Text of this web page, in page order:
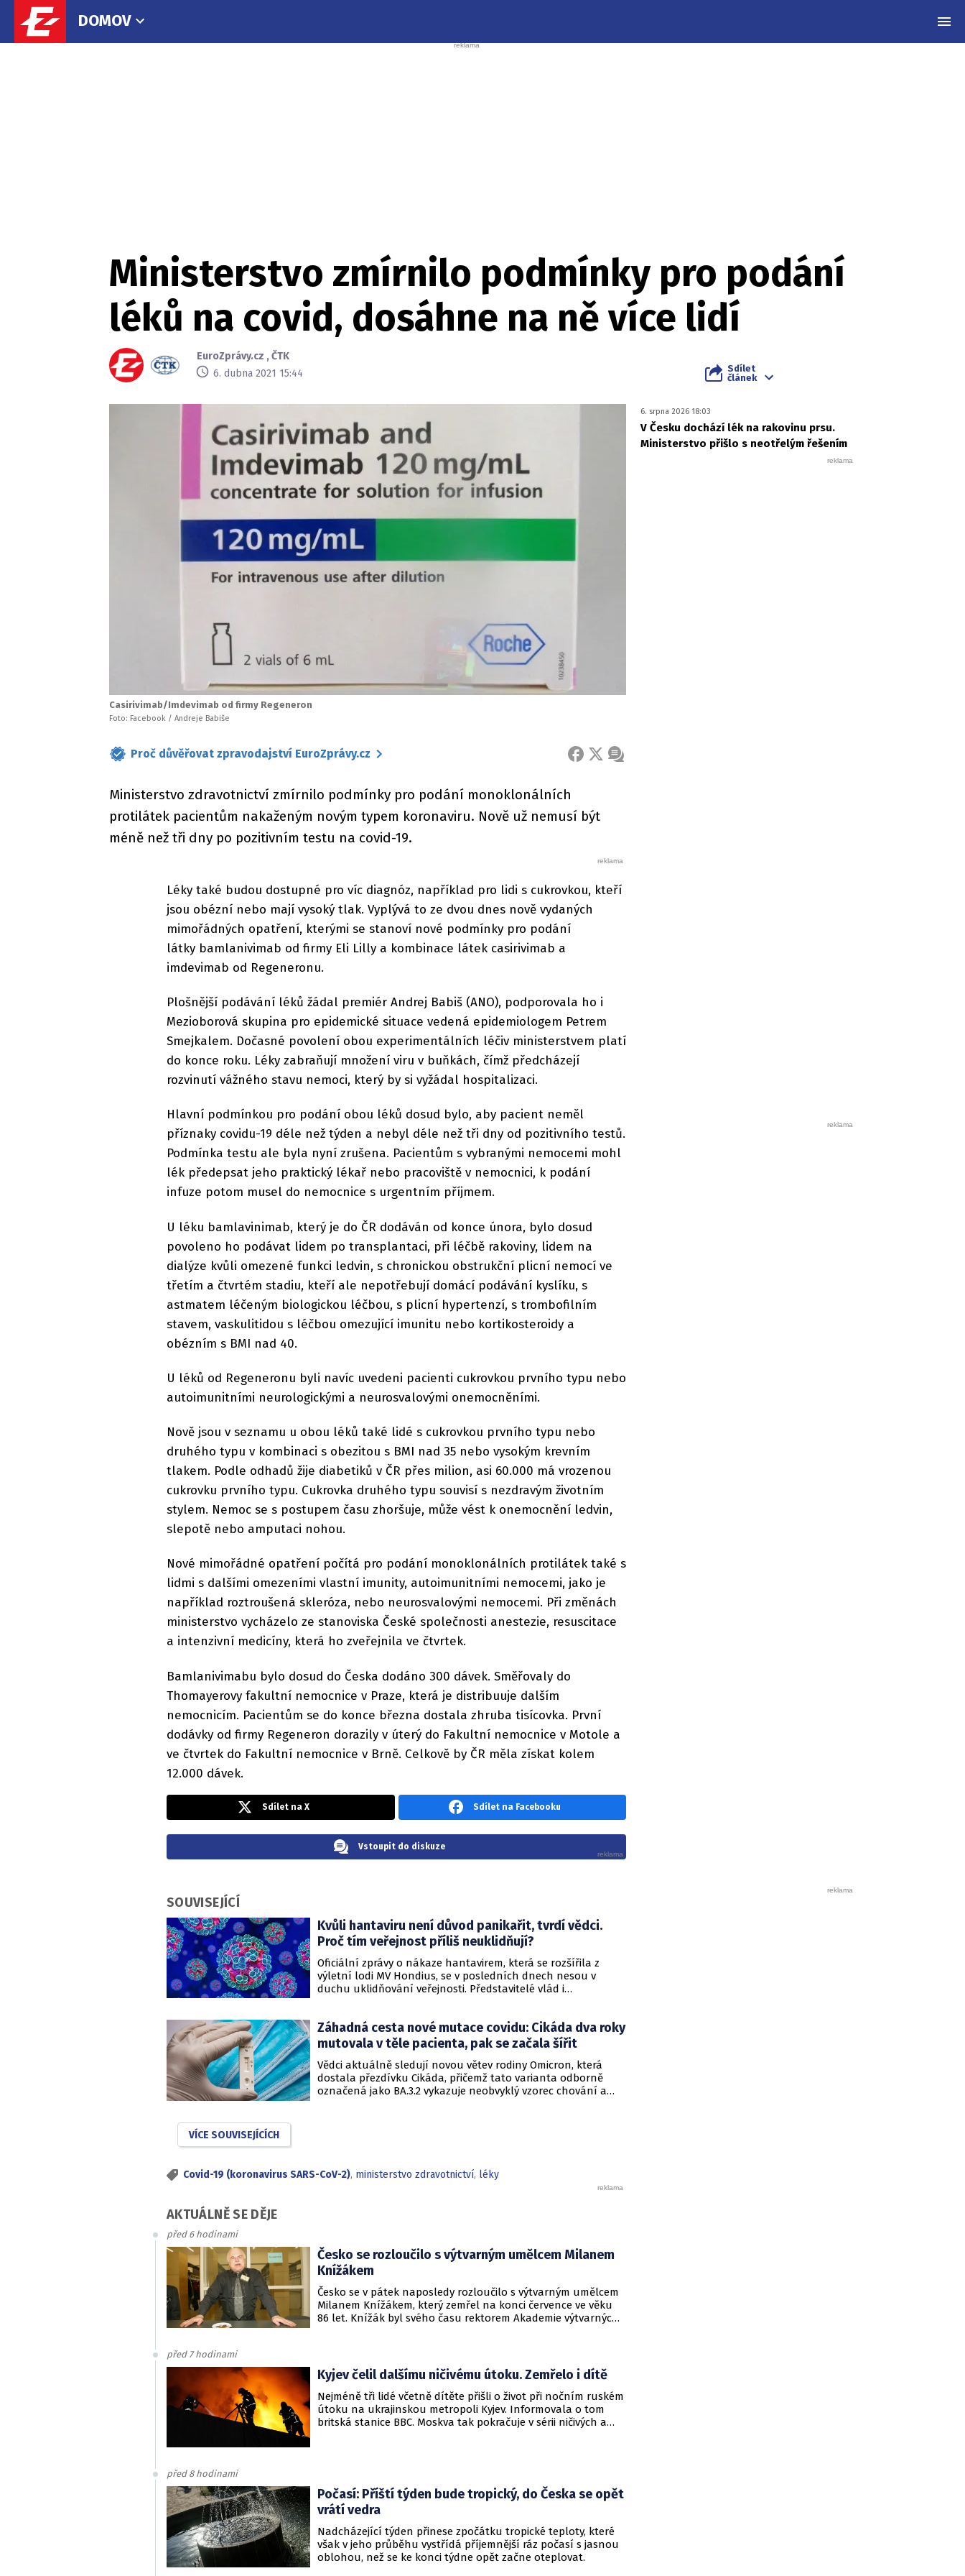
DOMOV
Ministerstvo zmírnilo podmínky pro podání
léků na covid, dosáhne na ně více lidí
EuroZprávy.cz ,ČTK
6. dubna 2021 15:44
Sdílet
článek
Casirivimab/Imdevimab od firmy Regeneron
Foto: Facebook / Andreje Babiše
Proč důvěřovat zpravodajství EuroZprávy.cz FACEBOOK
X ZPRÁVA
Ministerstvo zdravotnictví zmírnilo podmínky pro podání monoklonálních
protilátek pacientům nakaženým novým typem koronaviru. Nově už nemusí být
méně než tři dny po pozitivním testu na covid-19.
Léky také budou dostupné pro víc diagnóz, například pro lidi s cukrovkou, kteří
jsou obézní nebo mají vysoký tlak. Vyplývá to ze dvou dnes nově vydaných
mimořádných opatření, kterými se stanoví nové podmínky pro podání
látky bamlanivimab od firmy Eli Lilly a kombinace látek casirivimab a
imdevimab od Regeneronu.
Plošnější podávání léků žádal premiér Andrej Babiš (ANO), podporovala ho i
Mezioborová skupina pro epidemické situace vedená epidemiologem Petrem
Smejkalem. Dočasné povolení obou experimentálních léčiv ministerstvem platí
do konce roku. Léky zabraňují množení viru v buňkách, čímž předcházejí
rozvinutí vážného stavu nemoci, který by si vyžádal hospitalizaci.
Hlavní podmínkou pro podání obou léků dosud bylo, aby pacient neměl
příznaky covidu-19 déle než týden a nebyl déle než tři dny od pozitivního testů.
Podmínka testu ale byla nyní zrušena. Pacientům s vybranými nemocemi mohl
lék předepsat jeho praktický lékař nebo pracoviště v nemocnici, k podání
infuze potom musel do nemocnice s urgentním příjmem.
U léku bamlavinimab, který je do ČR dodáván od konce února, bylo dosud
povoleno ho podávat lidem po transplantaci, při léčbě rakoviny, lidem na
dialýze kvůli omezené funkci ledvin, s chronickou obstrukční plicní nemocí ve
třetím a čtvrtém stadiu, kteří ale nepotřebují domácí podávání kyslíku, s
astmatem léčeným biologickou léčbou, s plicní hypertenzí, s trombofilním
stavem, vaskulitidou s léčbou omezující imunitu nebo kortikosteroidy a
obézním s BMI nad 40.
U léků od Regeneronu byli navíc uvedeni pacienti cukrovkou prvního typu nebo
autoimunitními neurologickými a neurosvalovými onemocněními.
Nově jsou v seznamu u obou léků také lidé s cukrovkou prvního typu nebo
druhého typu v kombinaci s obezitou s BMI nad 35 nebo vysokým krevním
tlakem. Podle odhadů žije diabetiků v ČR přes milion, asi 60.000 má vrozenou
cukrovku prvního typu. Cukrovka druhého typu souvisí s nezdravým životním
stylem. Nemoc se s postupem času zhoršuje, může vést k onemocnění ledvin,
slepotě nebo amputaci nohou.
Nové mimořádné opatření počítá pro podání monoklonálních protilátek také s
lidmi s dalšími omezeními vlastní imunity, autoimunitními nemocemi, jako je
například roztroušená skleróza, nebo neurosvalovými nemocemi. Při změnách
ministerstvo vycházelo ze stanoviska České společnosti anestezie, resuscitace
a intenzivní medicíny, která ho zveřejnila ve čtvrtek.
Bamlanivimabu bylo dosud do Česka dodáno 300 dávek. Směřovaly do
Thomayerovy fakultní nemocnice v Praze, která je distribuuje dalším
nemocnicím. Pacientům se do konce března dostala zhruba tisícovka. První
dodávky od firmy Regeneron dorazily v úterý do Fakultní nemocnice v Motole a
ve čtvrtek do Fakultní nemocnice v Brně. Celkově by ČR měla získat kolem
12.000 dávek.
6. srpna 2026 18:03
V Česku dochází lék na rakovinu prsu.
Ministerstvo přišlo s neotřelým řešením
Sdílet na X Sdílet na Facebooku
Vstoupit do diskuze
SOUVISEJÍCÍ
Kvůli hantaviru není důvod panikařit, tvrdí vědci.
Proč tím veřejnost příliš neuklidňují?
Oficiální zprávy o nákaze hantavirem, která se rozšířila z
výletní lodi MV Hondius, se v posledních dnech nesou v
duchu uklidňování veřejnosti. Představitelé vlád i
však podle CNN varují, že příliš sebevědomá rétorika, kterou
označují za úmyslné šíření klidu, může mít opačný účinek a
prohloubit úzkost ve společnosti, která má stále v živé paměti
pandemii covidu-19.
Záhadná cesta nové mutace covidu: Cikáda dva roky
mutovala v těle pacienta, pak se začala šířit
Vědci aktuálně sledují novou větev rodiny Omicron, která
dostala přezdívku Cikáda, přičemž tato varianta odborně
označená jako BA.3.2 vykazuje neobvyklý vzorec chování a
nečekaně vynořit po letech strávených pod zemí.
VÍCE SOUVISEJÍCÍCH
Covid-19 (koronavirus SARS-CoV-2), ministerstvo zdravotnictví, léky
AKTUÁLNĚ SE DĚJE
před 6 hodinami
Česko se rozloučilo s výtvarným umělcem Milanem
Knížákem
Česko se v pátek naposledy rozloučilo s výtvarným umělcem
Milanem Knížákem, který zemřel na konci července ve věku
86 let. Knížák byl svého času rektorem Akademie výtvarných
před 7 hodinami
Kyjev čelil dalšímu ničivému útoku. Zemřelo i dítě
Nejméně tři lidé včetně dítěte přišli o život při nočním ruském
útoku na ukrajinskou metropoli Kyjev. Informovala o tom
britská stanice BBC. Moskva tak pokračuje v sérii ničivých a
před 8 hodinami
Počasí: Příští týden bude tropický, do Česka se opět
vrátí vedra
Nadcházející týden přinese zpočátku tropické teploty, které
však v jeho průběhu vystřídá příjemnější ráz počasí s jasnou
oblohou, než se ke konci týdne opět začne oteplovat.